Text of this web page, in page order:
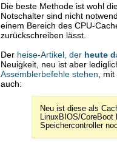
Die beste Methode ist wohl
Notschalter sind nicht
einem Bereich des CPU-
zurückschreiben lässt.
Der heise-Artikel, der heute
Neuigkeit, neu ist aber
Assemblerbefehle stehen ,
auch:
Neu ist diese als
LinuxBIOS/
Speichercontroller